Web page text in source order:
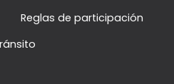
Reglas de participación